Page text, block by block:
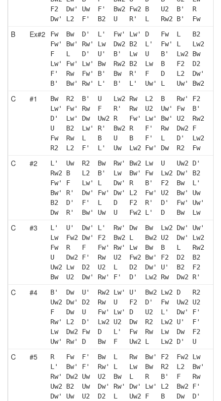
F2  Dw' Uw  F'  Bw2 Fw2 B   U2  B'  R
Dw' L2  F'  B2  U   R'  L   Rw2 B'  Fw
B Ex#2
Fw  Bw  D'  L'  Fw' Lw' D   Fw  L   B2
Fw' Bw' Rw' Lw  Dw2 B2  L'  Fw' L   Lw2
F   L   D'  U'  B'  Lw  U   B'  Lw2 Bw
Lw' Fw' Lw' Bw  Rw2 B2  Lw  B   F2  D2
F'  Rw  Fw' B'  Bw  R'  F   D   L2  Dw'
B'  Bw' Rw' L'  B'  L'  Uw' L   Uw' Bw2
C #1
Bw  R2  B'  U   Lw2 Rw  L2  B   Rw' F2
Lw' Fw' Rw  F   R'  Rw  U2  Uw' Fw  B'
D'  Lw' Dw  Uw2 R   Fw' Lw' Bw' U2  Rw2
U   B2  Lw' R'  Bw2 R   F'  Rw  Dw2 F
Fw  Rw  L   B   U   B   F'  L   D'  Lw2
R2  L2  F'  L'  Uw  Lw2 Fw' Dw  R2  Fw
C #2
L'  Uw  R2  Bw  Rw' Bw2 Lw  U   Uw2 D'
Rw2 B   L2  B'  Lw  Bw' Fw  Lw2 Dw' B2
Fw' F   Lw' L   Dw' R   B'  F2  Bw  L'
Bw' R'  Dw' Fw' Dw' L2  Fw' U2  Bw' Uw
B2  D'  F'  L   D   F2  R'  D'  Fw' Uw'
Dw  R'  Bw' Uw  U   Fw2 L'  D   Bw  Lw
C #3
L'  U'  Dw' L'  Rw' Dw  Bw  Lw2 Dw' Uw'
Lw  Fw2 Dw' F2  Bw2 L   Bw2 U2  Dw' Lw2
Fw  R   F   Fw' Rw' Lw  Bw  B   L   Rw2
U   Dw2 F'  Rw  U2  Fw2 Bw' F2  D2  B2
Uw2 Lw  D2  U2  L   D2  Dw' U'  B2  F2
Bw  U2  Dw' Rw' F'  D'  Lw2 Rw  Dw2 R'
C #4
B'  Dw  U'  Rw2 Lw' U'  Bw2 Lw2 D   R2
Uw2 Dw' D2  Rw  U   F2  D'  Fw  Uw2 U2
F   Dw  U   Fw' Lw' D   U2  L'  Dw' F'
Rw' L2  D'  Lw2 U2  Dw  R2  Lw2 U'  F'
Lw  Dw2 Fw  D   L'  Fw  Rw  Lw  Dw  F2
Uw' Rw' D   Bw  F   Uw2 L   Lw2 D'  U
C #5
R   Fw  F'  Bw  L   Rw  Bw' F2  Fw2 Lw
L'  Bw' F'  Rw' L   Lw  Bw  R2  L2  Bw'
Rw' Dw2 Uw  U2  Bw  L   R   B'  F   Rw
Uw2 B2  Uw  Dw' Rw' Dw' Lw' L2  Bw2 F'
Dw' Uw  U2  D2  L   Uw2 F   B   Dw  D'